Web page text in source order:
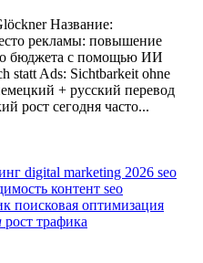
Название:
рекламы: повышение
бюджета с помощью ИИ
statt Ads: Sichtbarkeit ohne
+ русский перевод
рост сегодня часто...
digital marketing 2026 seo
контент seo
поисковая оптимизация
рост трафика